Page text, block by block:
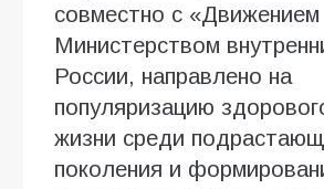
совместно с
Министерством
России, направлено на
популяризацию
жизни среди
поколения и